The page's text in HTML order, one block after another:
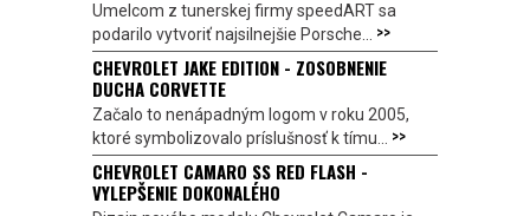
Umelcom z tunerskej firmy speedART sa
podarilo vytvoriť najsilnejšie Porsche... >>
CHEVROLET JAKE EDITION - ZOSOBNENIE
DUCHA CORVETTE
Začalo to nenápadným logom v roku 2005,
ktoré symbolizovalo príslušnosť k tímu... >>
CHEVROLET CAMARO SS RED FLASH -
VYLEPŠENIE DOKONALÉHO